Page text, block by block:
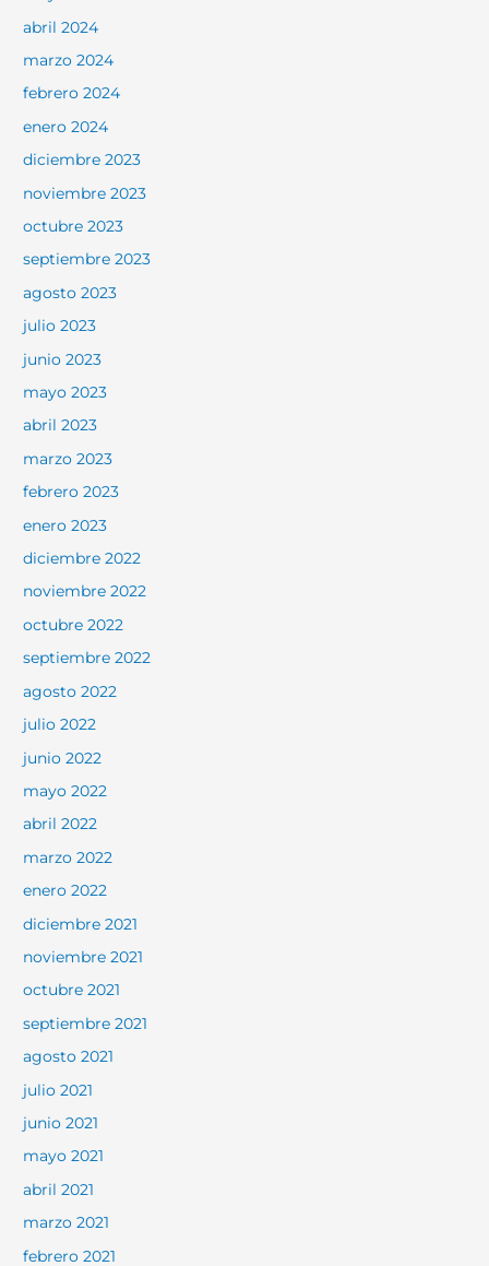
abril 2024
marzo 2024
febrero 2024
enero 2024
diciembre 2023
noviembre 2023
octubre 2023
septiembre 2023
agosto 2023
julio 2023
junio 2023
mayo 2023
abril 2023
marzo 2023
febrero 2023
enero 2023
diciembre 2022
noviembre 2022
octubre 2022
septiembre 2022
agosto 2022
julio 2022
junio 2022
mayo 2022
abril 2022
marzo 2022
enero 2022
diciembre 2021
noviembre 2021
octubre 2021
septiembre 2021
agosto 2021
julio 2021
junio 2021
mayo 2021
abril 2021
marzo 2021
febrero 2021